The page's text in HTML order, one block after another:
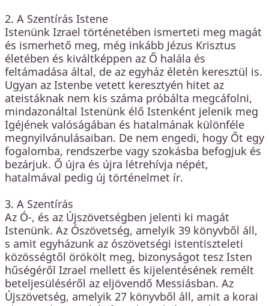
2. A Szentírás Istene
Istenünk Izrael történetében ismerteti meg magát
és ismerhető meg, még inkább Jézus Krisztus
életében és kiváltképpen az Ő halála és
feltámadása által, de az egyház életén keresztül is.
Ugyan az Istenbe vetett keresztyén hitet az
ateistáknak nem kis száma próbálta megcáfolni,
mindazonáltal Istenünk élő Istenként jelenik meg
Igéjének valóságában és hatalmának különféle
megnyilvánulásaiban. De nem engedi, hogy Őt egy
fogalomba, rendszerbe vagy szokásba befogjuk és
bezárjuk. Ő újra és újra létrehívja népét,
hatalmával pedig új történelmet ír.
3. A Szentírás
Az Ó-, és az Újszövetségben jelenti ki magát
Istenünk. Az Ószövetség, amelyik 39 könyvből áll,
s amit egyházunk az ószövetségi istentiszteleti
közösségtől örökölt meg, bizonyságot tesz Isten
hűségéről Izrael mellett és kijelentésének remélt
beteljesüléséről az eljövendő Messiásban. Az
Újszövetség, amelyik 27 könyvből áll, amit a korai